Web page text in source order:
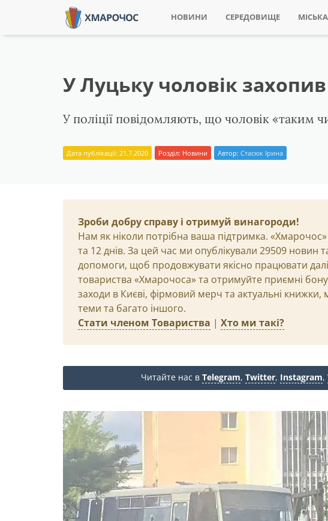
НОВИНИ СЕРЕДОВИЩЕ
У Луцьку чоловік
У поліції повідомляють, що чоловік «таким
Дата публікації: 21.7.2020 Розділ: Новини Автор: Стасюк Ірина
Зроби добру справу і отримуй винагороди!
Нам як ніколи потрібна ваша підтримка.
та 12 днів. За цей час ми опублікували 29509 новин
допомоги, щоб продовжувати якісно працювати
товариства «Хмарочоса» та отримуйте приємні
заходи в Києві, фірмовий мерч та актуальні книжки,
теми та багато іншого.
Стати членом Товариства | Хто ми такі?
Читайте нас в Telegram, Twitter, Instagram,